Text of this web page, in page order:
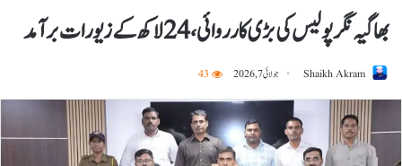
بھاگیہ نگر پولیس کی بڑی کارروائی، 24 لاکھ کے زیورات برآمد
Shaikh Akram جولائی 7, 2026 43